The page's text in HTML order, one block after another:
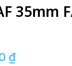
35mm
₫